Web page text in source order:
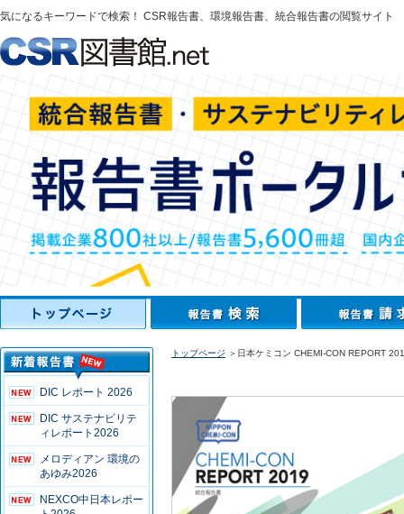
気になるキーワードで検索！ CSR報告書、環境報告書、統合報告書の閲覧サイト
DIC レポート 2026
DIC サステナビリテ
ィレポート2026
メロディアン 環境の
あゆみ2026
NEXCO中日本レポー
トップページ ＞日本ケミコン CHEMI-CON REPORT